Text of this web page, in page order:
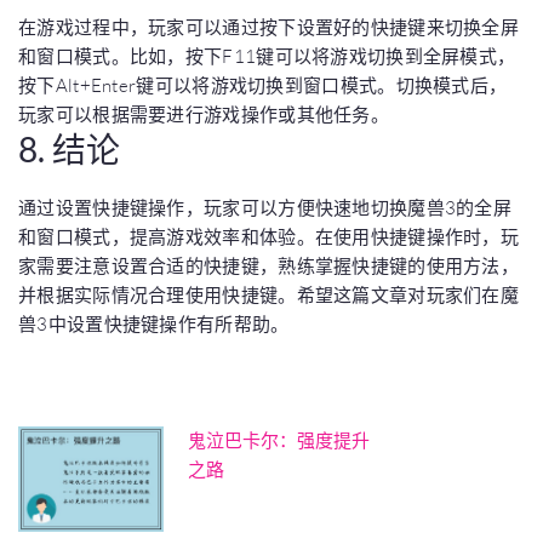
在游戏过程中，玩家可以通过按下设置好的快捷键来切换全屏
和窗口模式。比如，按下F11键可以将游戏切换到全屏模式，
按下Alt+Enter键可以将游戏切换到窗口模式。切换模式后，
玩家可以根据需要进行游戏操作或其他任务。
8. 结论
通过设置快捷键操作，玩家可以方便快速地切换魔兽3的全屏
和窗口模式，提高游戏效率和体验。在使用快捷键操作时，玩
家需要注意设置合适的快捷键，熟练掌握快捷键的使用方法，
并根据实际情况合理使用快捷键。希望这篇文章对玩家们在魔
兽3中设置快捷键操作有所帮助。
鬼泣巴卡尔：强度提升
之路